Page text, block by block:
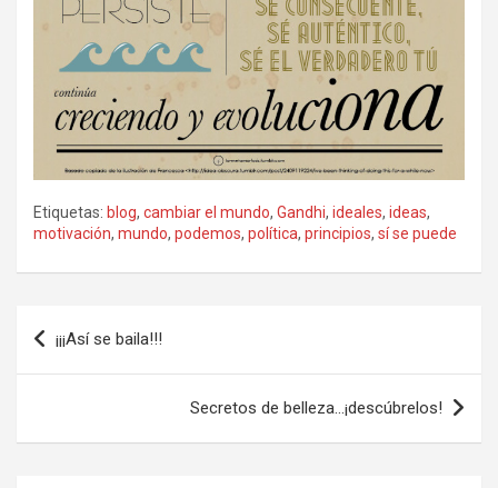
Etiquetas: blog, cambiar el mundo, Gandhi, ideales, ideas,
motivación, mundo, podemos, política, principios, sí se puede
Navegación
de
¡¡¡Así se baila!!!
Secretos de belleza…¡descúbrelos!